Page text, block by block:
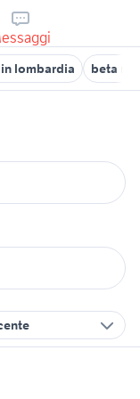
lombardia beta rr